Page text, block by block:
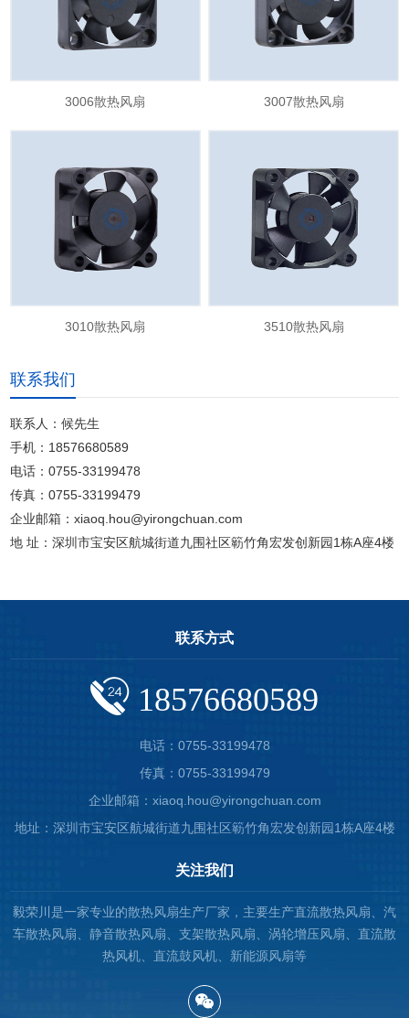
3006散热风扇 3007散热风扇
3010散热风扇 3510散热风扇
联系我们
联系人：候先生
手机：18576680589
电话：0755-33199478
传真：0755-33199479
企业邮箱：xiaoq.hou@yirongchuan.com
地 址：深圳市宝安区航城街道九围社区簕竹角宏发创新园1栋A座4楼
联系方式
18576680589
电话：0755-33199478
传真：0755-33199479
企业邮箱：xiaoq.hou@yirongchuan.com
地址：深圳市宝安区航城街道九围社区簕竹角宏发创新园1栋A座4楼
关注我们
毅荣川是一家专业的散热风扇生产厂家，主要生产直流散热风扇、汽
车散热风扇、静音散热风扇、支架散热风扇、涡轮增压风扇、直流散
热风机、直流鼓风机、新能源风扇等